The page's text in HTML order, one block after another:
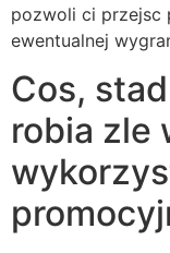
pozwoli ci przejsc
ewentualnej
Cos,
robia zle